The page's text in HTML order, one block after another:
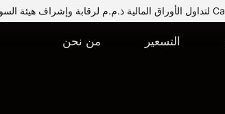
التسعير من نحن